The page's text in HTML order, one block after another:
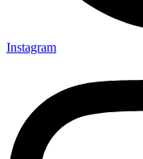
Instagram